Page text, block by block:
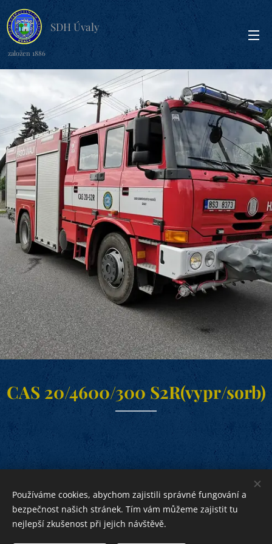
SDH Úvaly
založen 1886
CAS 20/4600/300 S2R(vypr/sorb)
Bohu ku cti, bližnímuku pomoci
Používáme cookies, abychom zajistili správné fungování a
bezpečnost našich stránek. Tím vám můžeme zajistit tu
nejlepší zkušenost při jejich návštěvě.